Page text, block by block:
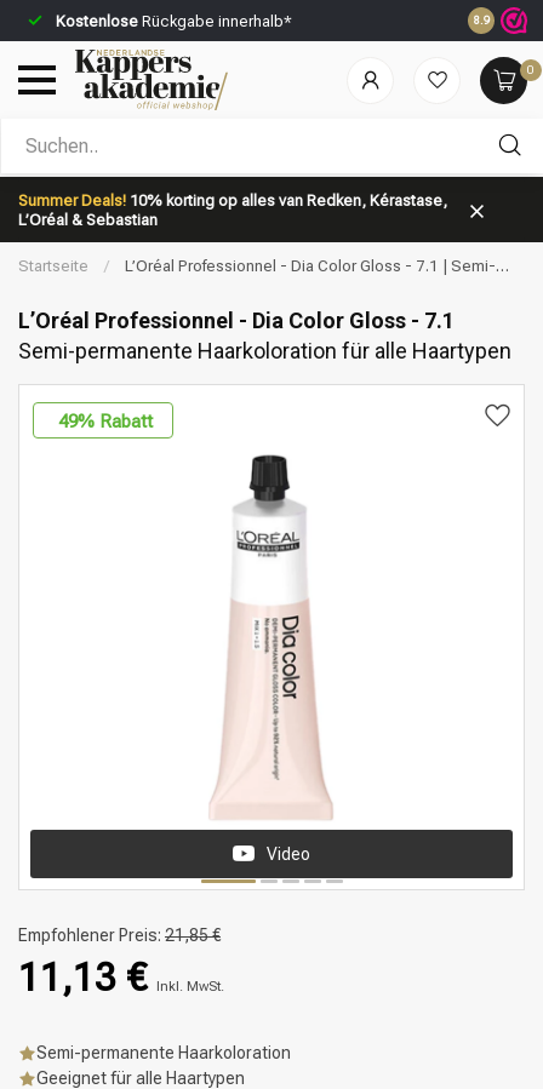
Kostenlose Rückgabe innerhalb* Vor 23:59
8.9
0
Summer Deals! 10% korting op alles van Redken, Kérastase,
L’Oréal & Sebastian
Nach welcher Kategorie suchst du?
Marken Haarpflege
Startseite /
L’Oréal Professionnel - Dia Color Gloss - 7.1 | Semi-
L’Oréal Professionnel - Dia Color Gloss - 7.1
Semi-permanente Haarkoloration für alle Haartypen
49% Rabatt
Video
Empfohlener Preis: 21,85 €
11,13 € Inkl. MwSt.
Semi-permanente Haarkoloration
Geeignet für alle Haartypen